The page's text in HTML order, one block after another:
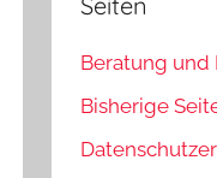
Beratung
Bisherige